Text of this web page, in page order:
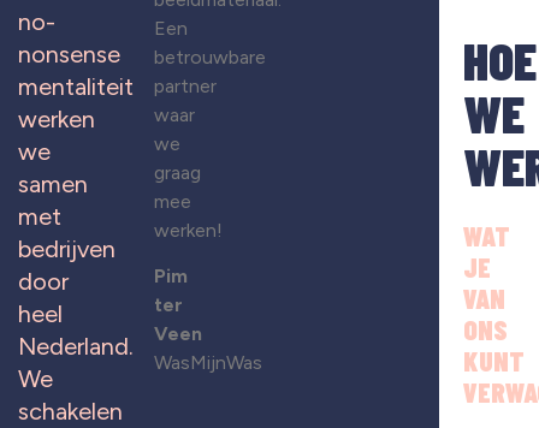
no-
nonsense
mentaliteit
werken
we
samen
met
bedrijven
door
heel
Nederland.
We
schakelen
Een
betrouwbare
partner
waar
we
graag
mee
werken!
Pim
ter
Veen
WasMijnWas
HOE
WE
WAT
JE
VAN
ONS
KUNT